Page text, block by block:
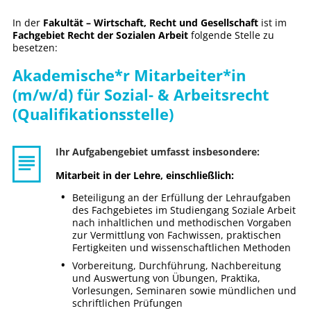
In der Fakultät – Wirtschaft, Recht und Gesellschaftist im
Fachgebiet Recht der Sozialen Arbeitfolgende Stelle zu
besetzen:
Akademische*r Mitarbeiter*in
(m/w/d) für Sozial- & Arbeitsrecht
(Qualifikationsstelle)
Ihr Aufgabengebiet umfasst insbesondere:
Mitarbeit in der Lehre, einschließlich:
Beteiligung an der Erfüllung der Lehraufgaben
des Fachgebietes im Studiengang Soziale Arbeit
nach inhaltlichen und methodischen Vorgaben
zur Vermittlung von Fachwissen, praktischen
Fertigkeiten und wissenschaftlichen Methoden
Vorbereitung, Durchführung, Nachbereitung
und Auswertung von Übungen, Praktika,
Vorlesungen, Seminaren sowie mündlichen und
schriftlichen Prüfungen